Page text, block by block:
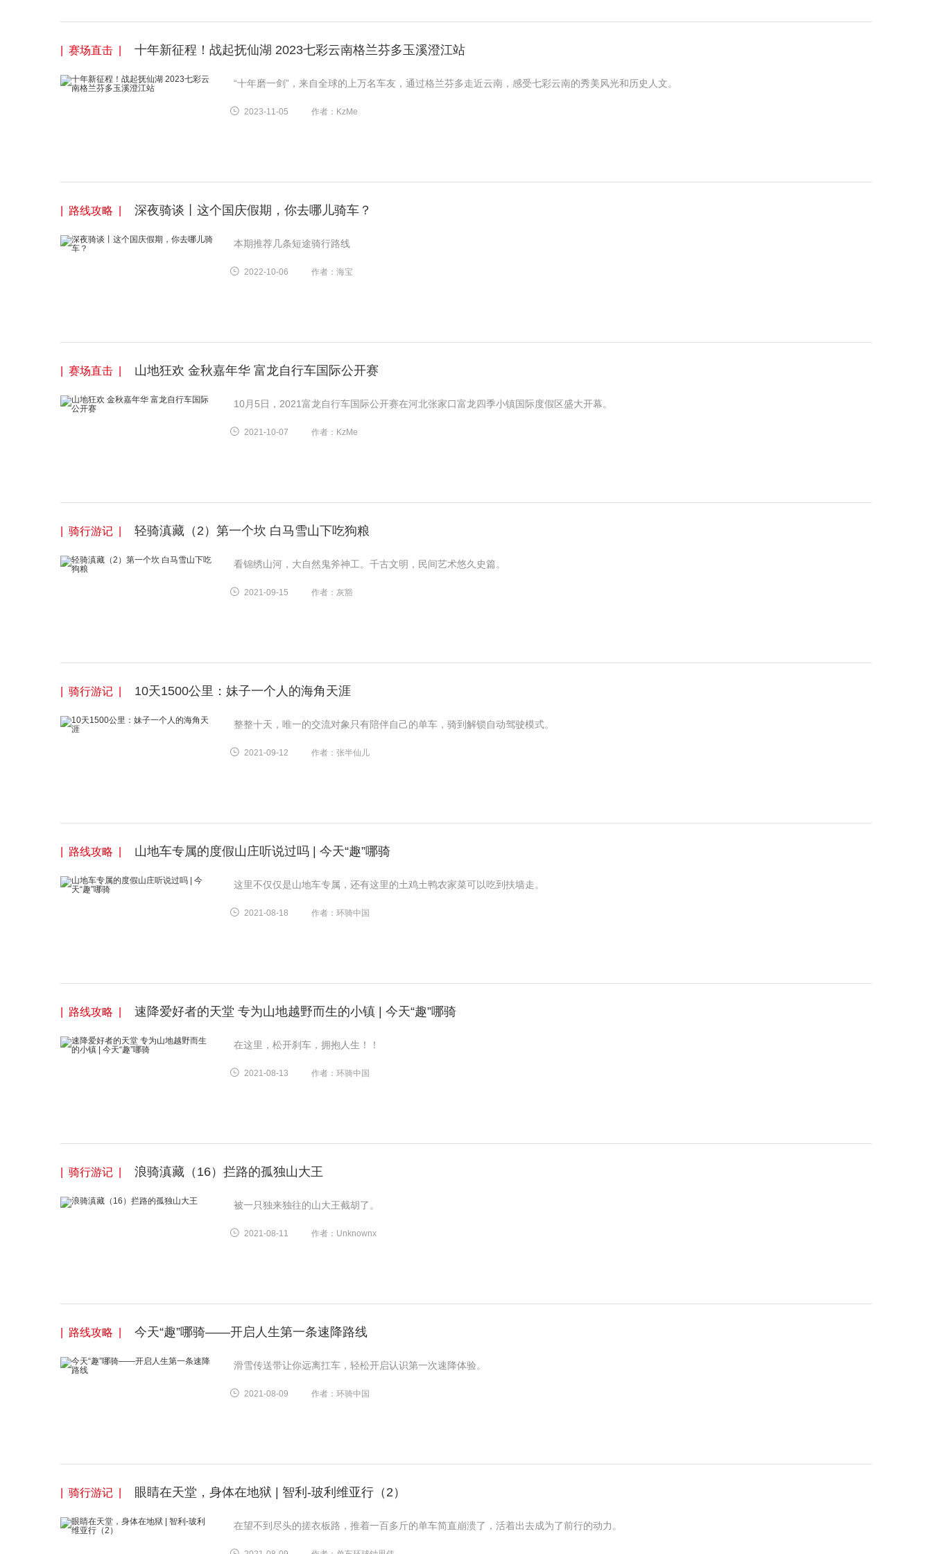
| 赛场直击 | 十年新征程！战起抚仙湖 2023七彩云南格兰芬多玉溪澄江站
“十年磨一剑”，来自全球的上万名车友，通过格兰芬多走近云南，感受七彩云南的秀美风光和历史人文。
2023-11-05 作者：KzMe
| 路线攻略 | 深夜骑谈丨这个国庆假期，你去哪儿骑车？
本期推荐几条短途骑行路线
2022-10-06 作者：海宝
| 赛场直击 | 山地狂欢 金秋嘉年华 富龙自行车国际公开赛
10月5日，2021富龙自行车国际公开赛在河北张家口富龙四季小镇国际度假区盛大开幕。
2021-10-07 作者：KzMe
| 骑行游记 | 轻骑滇藏（2）第一个坎 白马雪山下吃狗粮
看锦绣山河，大自然鬼斧神工。千古文明，民间艺术悠久史篇。
2021-09-15 作者：灰豁
| 骑行游记 | 10天1500公里：妹子一个人的海角天涯
整整十天，唯一的交流对象只有陪伴自己的单车，骑到解锁自动驾驶模式。
2021-09-12 作者：张半仙儿
| 路线攻略 | 山地车专属的度假山庄听说过吗 | 今天“趣”哪骑
这里不仅仅是山地车专属，还有这里的土鸡土鸭农家菜可以吃到扶墙走。
2021-08-18 作者：环骑中国
| 路线攻略 | 速降爱好者的天堂 专为山地越野而生的小镇 | 今天“趣”哪骑
在这里，松开刹车，拥抱人生！！
2021-08-13 作者：环骑中国
| 骑行游记 | 浪骑滇藏（16）拦路的孤独山大王
被一只独来独往的山大王截胡了。
2021-08-11 作者：Unknownx
| 路线攻略 | 今天“趣”哪骑——开启人生第一条速降路线
滑雪传送带让你远离扛车，轻松开启认识第一次速降体验。
2021-08-09 作者：环骑中国
| 骑行游记 | 眼睛在天堂，身体在地狱 | 智利-玻利维亚行（2）
在望不到尽头的搓衣板路，推着一百多斤的单车简直崩溃了，活着出去成为了前行的动力。